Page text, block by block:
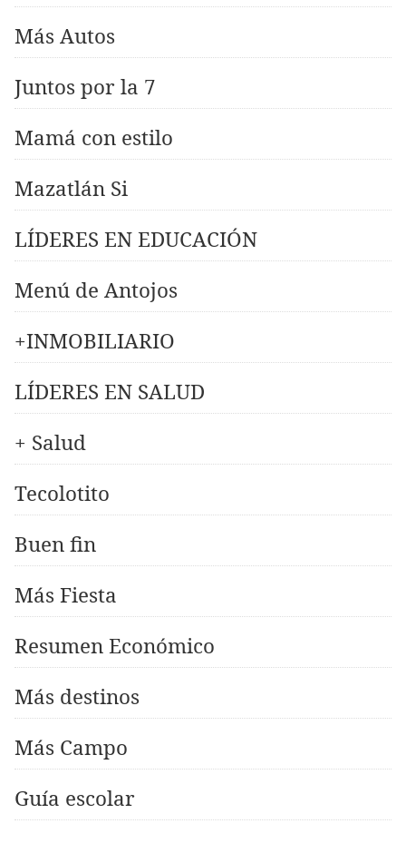
Más Autos
Juntos por la 7
Mamá con estilo
Mazatlán Si
LÍDERES EN EDUCACIÓN
Menú de Antojos
+INMOBILIARIO
LÍDERES EN SALUD
+ Salud
Tecolotito
Buen fin
Más Fiesta
Resumen Económico
Más destinos
Más Campo
Guía escolar